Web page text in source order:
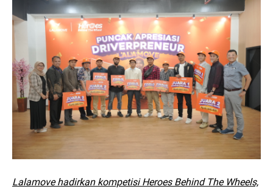
Lalamove hadirkan kompetisi Heroes Behind The Wheels,